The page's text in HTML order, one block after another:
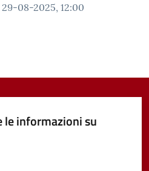
29-08-2025, 12:00
le informazioni su